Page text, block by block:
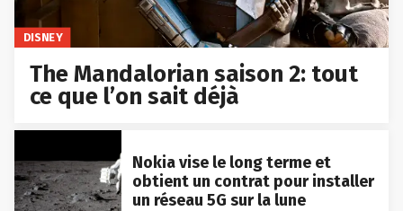
DISNEY
The Mandalorian saison 2: tout
ce que l’on sait déjà
Nokia vise le long terme et
obtient un contrat pour installer
un réseau 5G sur la lune